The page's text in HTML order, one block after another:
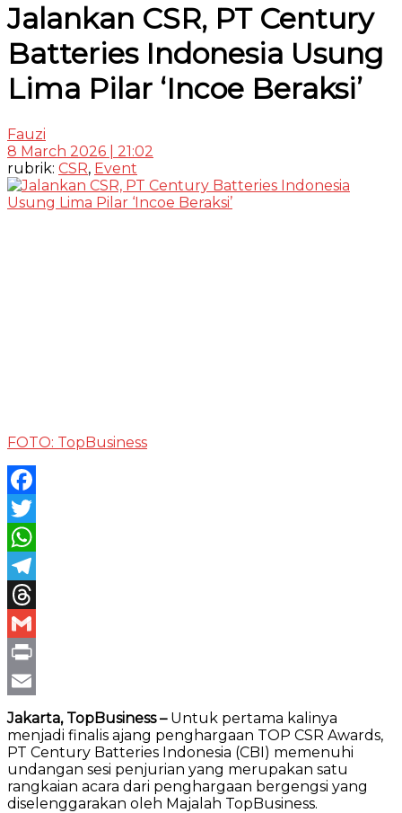
Jalankan CSR, PT Century
Batteries Indonesia Usung
Lima Pilar ‘Incoe Beraksi’
Fauzi
8 March 2026 | 21:02
rubrik: CSR, Event
FOTO: TopBusiness
Facebook
Twitter
WhatsApp
Telegram
Threads
Gmail
Print
Email
Jakarta, TopBusiness –Untuk pertama kalinya
menjadi finalis ajang penghargaan TOP CSR Awards,
PT Century Batteries Indonesia (CBI) memenuhi
undangan sesi penjurian yang merupakan satu
rangkaian acara dari penghargaan bergengsi yang
diselenggarakan oleh Majalah TopBusiness.